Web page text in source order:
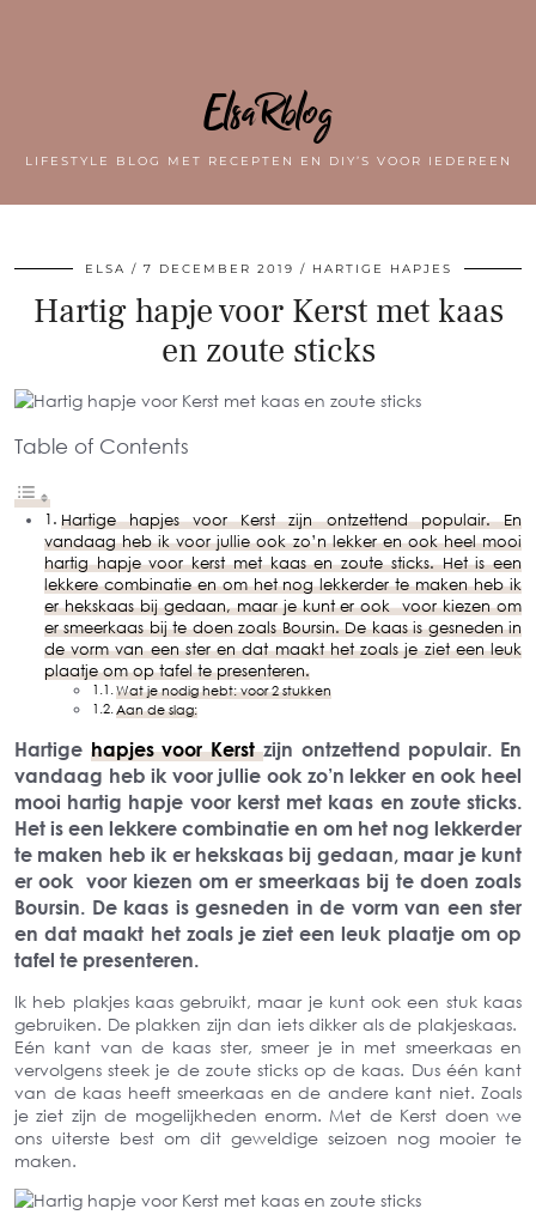
ElsaRblog
LIFESTYLE BLOG MET RECEPTEN EN DIY’S VOOR IEDEREEN
ELSA 7 DECEMBER 2019 HARTIGE HAPJES
Hartig hapje voor Kerst met kaas
en zoute sticks
Table of Contents
Hartige hapjes voor Kerst zijn ontzettend populair. En
vandaag heb ik voor jullie ook zo’n lekker en ook heel mooi
hartig hapje voor kerst met kaas en zoute sticks. Het is een
lekkere combinatie en om het nog lekkerder te maken heb ik
er hekskaas bij gedaan, maar je kunt er ook voor kiezen om
er smeerkaas bij te doen zoals Boursin. De kaas is gesneden in
de vorm van een ster en dat maakt het zoals je ziet een leuk
plaatje om op tafel te presenteren.
Wat je nodig hebt: voor 2 stukken
Aan de slag:
Hartige hapjes voor Kerstzijn ontzettend populair. En
vandaag heb ik voor jullie ook zo’n lekker en ook heel
mooi hartig hapje voor kerst met kaas en zoute sticks.
Het is een lekkere combinatie en om het nog lekkerder
te maken heb ik er hekskaas bij gedaan, maar je kunt
er ook voor kiezen om er smeerkaas bij te doen zoals
Boursin. De kaas is gesneden in de vorm van een ster
en dat maakt het zoals je ziet een leuk plaatje om op
tafel te presenteren.
Ik heb plakjes kaas gebruikt, maar je kunt ook een stuk kaas
gebruiken. De plakken zijn dan iets dikker als de plakjeskaas.
Eén kant van de kaas ster, smeer je in met smeerkaas en
vervolgens steek je de zoute sticks op de kaas. Dus één kant
van de kaas heeft smeerkaas en de andere kant niet. Zoals
je ziet zijn de mogelijkheden enorm. Met de Kerst doen we
ons uiterste best om dit geweldige seizoen nog mooier te
maken.